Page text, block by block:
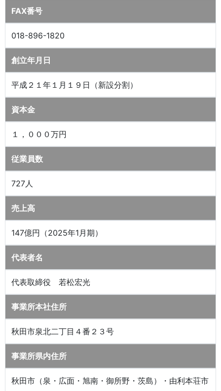
FAX番号
018-896-1820
創立年月日
平成２１年１月１９日（新設分割）
資本金
１，０００万円
従業員数
727人
売上高
147億円（2025年1月期）
代表者名
代表取締役 若松宏光
事業所本社住所
秋田市泉北二丁目４番２３号
事業所県内住所
秋田市（泉・広面・旭南・御所野・茨島）・由利本荘市